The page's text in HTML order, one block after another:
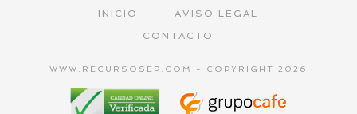
INICIO
AVISO LEGAL
CONTACTO
WWW.RECURSOSEP.COM - COPYRIGHT 2026